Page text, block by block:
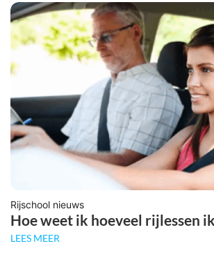
Rijschool nieuws
Hoe weet ik hoeveel rijlessen
LEES MEER